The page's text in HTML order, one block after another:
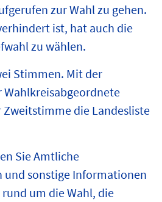
zur Wahl zu gehen.
ist, hat auch die
zu wählen.
Stimmen. Mit der
die Landesliste
Sie Amtliche
und sonstige Informationen
um die Wahl, die